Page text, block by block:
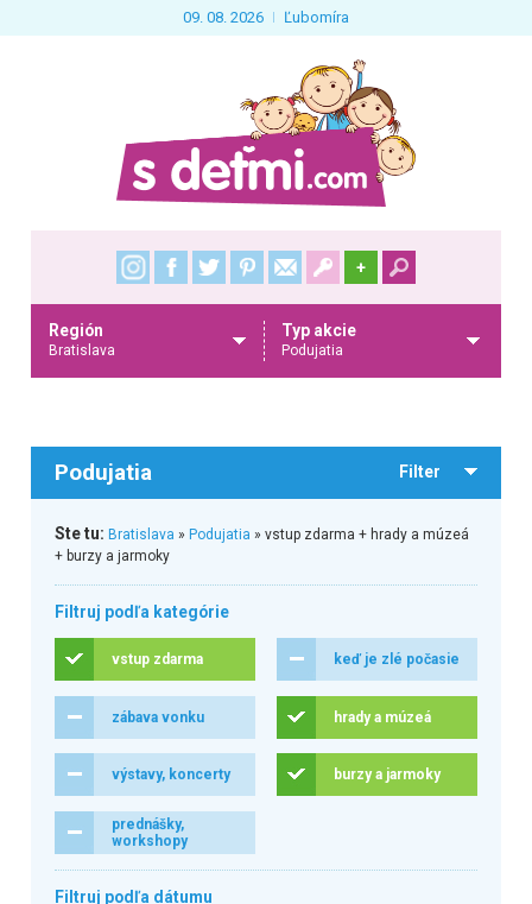
09. 08. 2026 Ľubomíra
+
Región
Bratislava
Typ akcie
Podujatia
Podujatia Filter
Ste tu: Bratislava » Podujatia » vstup zdarma + hrady a múzeá
+ burzy a jarmoky
Filtruj podľa kategórie
vstup zdarma keď je zlé počasie
zábava vonku hrady a múzeá
výstavy, koncerty burzy a jarmoky
prednášky,
workshopy
Filtruj podľa dátumu